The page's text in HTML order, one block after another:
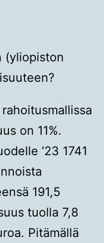
(yliopiston
on 11%.
’23 1741
191,5
tuolla 7,8
Pitämällä